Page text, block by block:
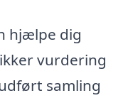
hjælpe dig
vurdering
samling